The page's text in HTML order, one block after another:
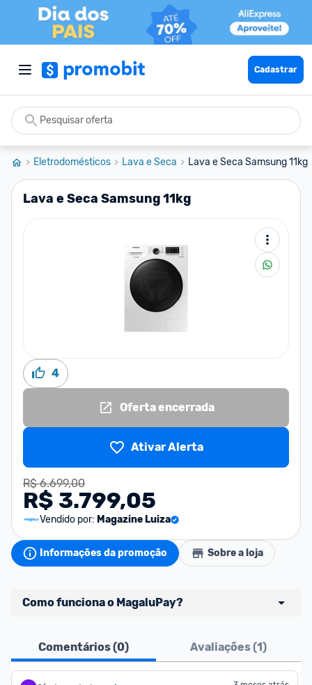
Cadastrar
Eletrodomésticos Lava e Seca Lava e Seca Samsung 11kg
Lava e Seca Samsung 11kg
4
Oferta encerrada
Ativar Alerta
R$ 6.699,00
R$ 3.799,05
Vendido por: Magazine Luiza
Informações da promoção Sobre a loja
Como funciona o MagaluPay?
se aos detalhes abaixo:
Comentários (0) Avaliações (1)